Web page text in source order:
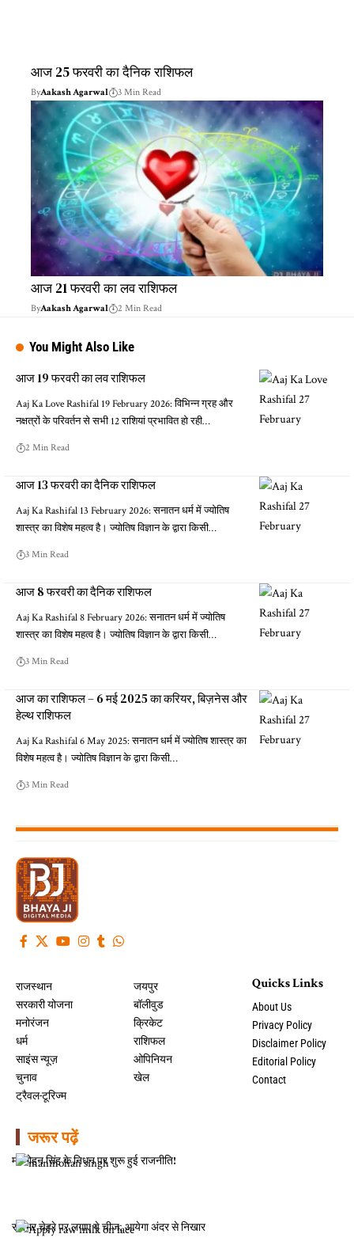
आज 25 फरवरी का दैनिक राशिफल
ByAakash Agarwal 3 Min Read
आज 21 फरवरी का लव राशिफल
ByAakash Agarwal 2 Min Read
You Might Also Like
आज 19 फरवरी का लव राशिफल
Aaj Ka Love Rashifal 19 February 2026: विभिन्न ग्रह और
नक्षत्रों के परिवर्तन से सभी 12 राशियां प्रभावित हो रही…
2 Min Read
आज 13 फरवरी का दैनिक राशिफल
Aaj Ka Rashifal 13 February 2026: सनातन धर्म में ज्योतिष
शास्त्र का विशेष महत्व है। ज्योतिष विज्ञान के द्वारा किसी…
3 Min Read
आज 8 फरवरी का दैनिक राशिफल
Aaj Ka Rashifal 8 February 2026: सनातन धर्म में ज्योतिष
शास्त्र का विशेष महत्व है। ज्योतिष विज्ञान के द्वारा किसी…
3 Min Read
आज का राशिफल – 6 मई 2025 का करियर, बिज़नेस और
हेल्थ राशिफल
Aaj Ka Rashifal 6 May 2025: सनातन धर्म में ज्योतिष शास्त्र का
विशेष महत्व है। ज्योतिष विज्ञान के द्वारा किसी…
3 Min Read
राजस्थान
सरकारी योजना
मनोरंजन
धर्म
साइंस न्यूज़
चुनाव
ट्रैवल-टूरिज्म
जयपुर
बॉलीवुड
क्रिकेट
राशिफल
ओपिनियन
खेल
Quicks Links
About Us
Privacy Policy
Disclaimer Policy
Editorial Policy
Contact
जरूर पढ़ें
मनमोहन सिंह के निधन पर शुरू हुई राजनीति!
रातभर चेहरे पर लगाए ये चीज, आयेगा अंदर से निखार